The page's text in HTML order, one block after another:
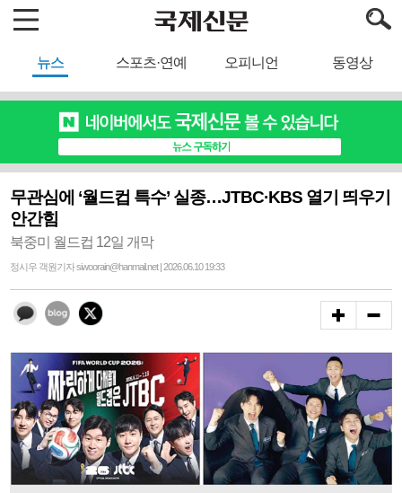
뉴스 스포츠·연예 오피니언 동영상
무관심에 ‘월드컵 특수’ 실종…JTBC·KBS 열기 띄우기
안간힘
북중미 월드컵 12일 개막
정시우 객원기자 siwoorain@hanmail.net | 2026.06.10 19:33